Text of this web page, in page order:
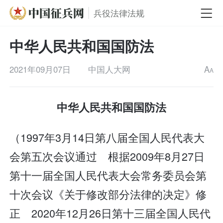
兵役法律法规
中华人民共和国国防法
2021年09月07日 中国人大网 AA
中华人民共和国国防法
（1997年3月14日第八届全国人民代表大
会第五次会议通过 根据2009年8月27日
第十一届全国人民代表大会常务委员会第
十次会议《关于修改部分法律的决定》修
正 2020年12月26日第十三届全国人民代